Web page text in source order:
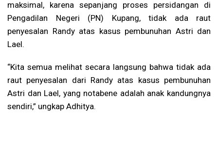
maksimal, karena sepanjang proses persidangan di
Pengadilan Negeri (PN) Kupang, tidak ada raut
penyesalan Randy atas kasus pembunuhan Astri dan
Lael.
“Kita semua melihat secara langsung bahwa tidak ada
raut penyesalan dari Randy atas kasus pembunuhan
Astri dan Lael, yang notabene adalah anak kandungnya
sendiri,” ungkap Adhitya.